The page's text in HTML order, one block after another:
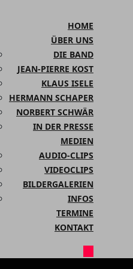
HOME
ÜBER UNS
DIE BAND
JEAN-PIERRE KOST
KLAUS ISELE
HERMANN SCHAPER
NORBERT SCHWÄR
IN DER PRESSE
MEDIEN
AUDIO-CLIPS
VIDEOCLIPS
BILDERGALERIEN
INFOS
TERMINE
KONTAKT
CLOSE
BUTTON